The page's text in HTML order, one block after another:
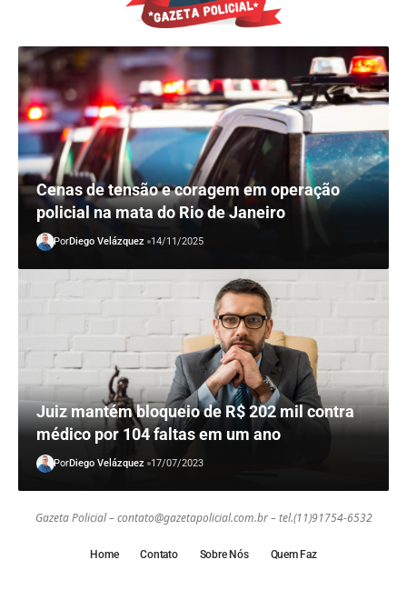
Cenas de tensão e coragem em operação
policial na mata do Rio de Janeiro
PorDiego Velázquez 14/11/2025
Juiz mantém bloqueio de R$ 202 mil contra
médico por 104 faltas em um ano
PorDiego Velázquez 17/07/2023
Gazeta Policial –contato@gazetapolicial.com.br– tel.(11)91754-6532
Home Contato Sobre Nós Quem Faz